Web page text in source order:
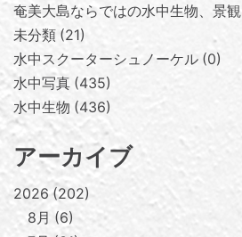
奄美大島ならではの水中生物、景観
未分類 21
水中スクーターシュノーケル 0
水中写真 435
水中生物 436
アーカイブ
2026 202
8月
6